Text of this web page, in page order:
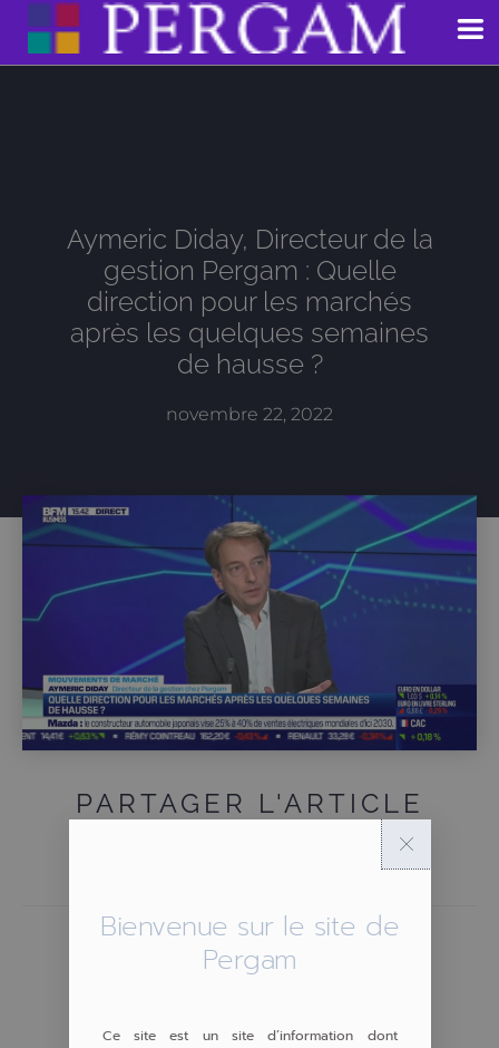
Aymeric Diday, Directeur de la
gestion Pergam : Quelle
direction pour les marchés
après les quelques semaines
de hausse ?
novembre 22, 2022
PARTAGER L'ARTICLE
Bienvenue sur le site de
Pergam
Ce site est un site d’information dont